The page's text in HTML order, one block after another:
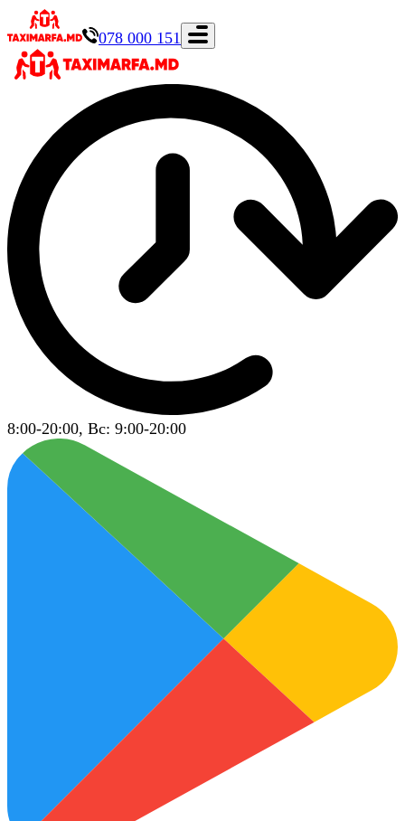
078 000 151
8:00-20:00, Вс: 9:00-20:00